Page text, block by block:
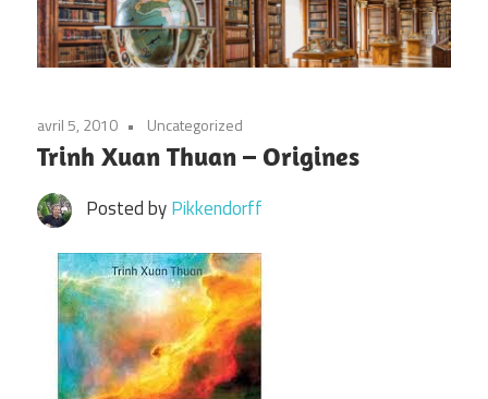
avril 5, 2010 Uncategorized
Trinh Xuan Thuan – Origines
Posted byPikkendorff